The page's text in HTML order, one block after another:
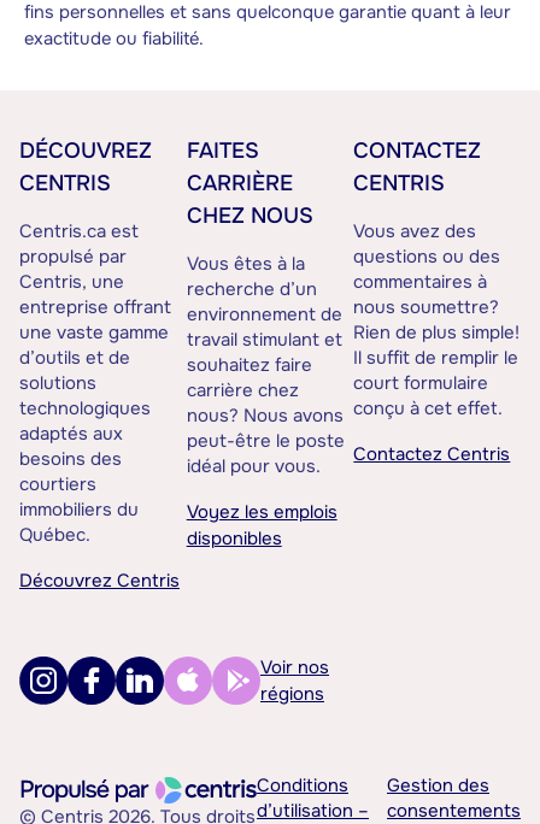
fins personnelles et sans quelconque garantie quant à leur
exactitude ou fiabilité.
DÉCOUVREZ
CENTRIS
Centris.ca est
propulsé par
Centris, une
entreprise offrant
une vaste gamme
d’outils et de
solutions
technologiques
adaptés aux
besoins des
courtiers
immobiliers du
Québec.
Découvrez Centris
FAITES
CARRIÈRE
CHEZ NOUS
Vous êtes à la
recherche d’un
environnement de
travail stimulant et
souhaitez faire
carrière chez
nous? Nous avons
peut-être le poste
idéal pour vous.
Voyez les emplois
disponibles
CONTACTEZ
CENTRIS
Vous avez des
questions ou des
commentaires à
nous soumettre?
Rien de plus simple!
Il suffit de remplir le
court formulaire
conçu à cet effet.
Contactez Centris
Voir nos
régions
© Centris 2026. Tous droits
Conditions
d’utilisation –
Gestion des
consentements